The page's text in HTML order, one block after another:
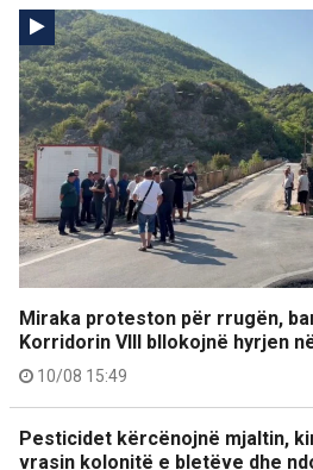
Miraka proteston për rrugën,
Korridorin VIII bllokojnë hyrjen
10/08 15:49
Pesticidet kërcënojnë mjaltin,
vrasin kolonitë e bletëve dhe